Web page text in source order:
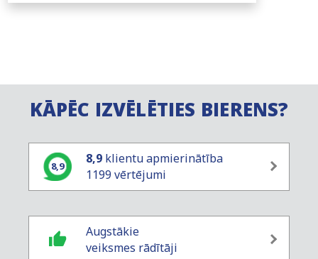
KĀPĒC IZVĒLĒTIES BIERENS?
8,9 8,9 klientu apmierinātība
1199 vērtējumi
Augstākie
veiksmes rādītāji